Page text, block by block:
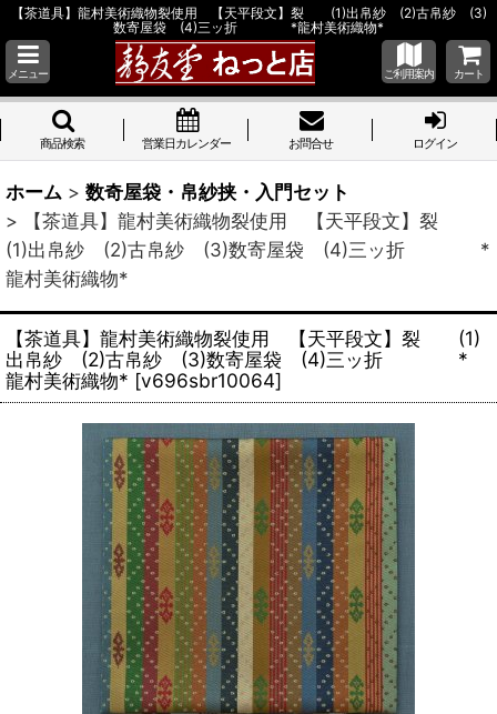
【茶道具】龍村美術織物裂使用 【天平段文】裂 (1)出帛紗 (2)古帛紗 (3)
数寄屋袋 (4)三ッ折 *龍村美術織物*
メニュー ご利用案内 カート
商品検索 営業日カレンダー お問合せ ログイン
ホーム > 数奇屋袋・帛紗挟・入門セット
>
【茶道具】龍村美術織物裂使用 【天平段文】裂
(1)出帛紗 (2)古帛紗 (3)数寄屋袋 (4)三ッ折 *
龍村美術織物*
【茶道具】龍村美術織物裂使用 【天平段文】裂 (1)
出帛紗 (2)古帛紗 (3)数寄屋袋 (4)三ッ折 *
龍村美術織物* [v696sbr10064]